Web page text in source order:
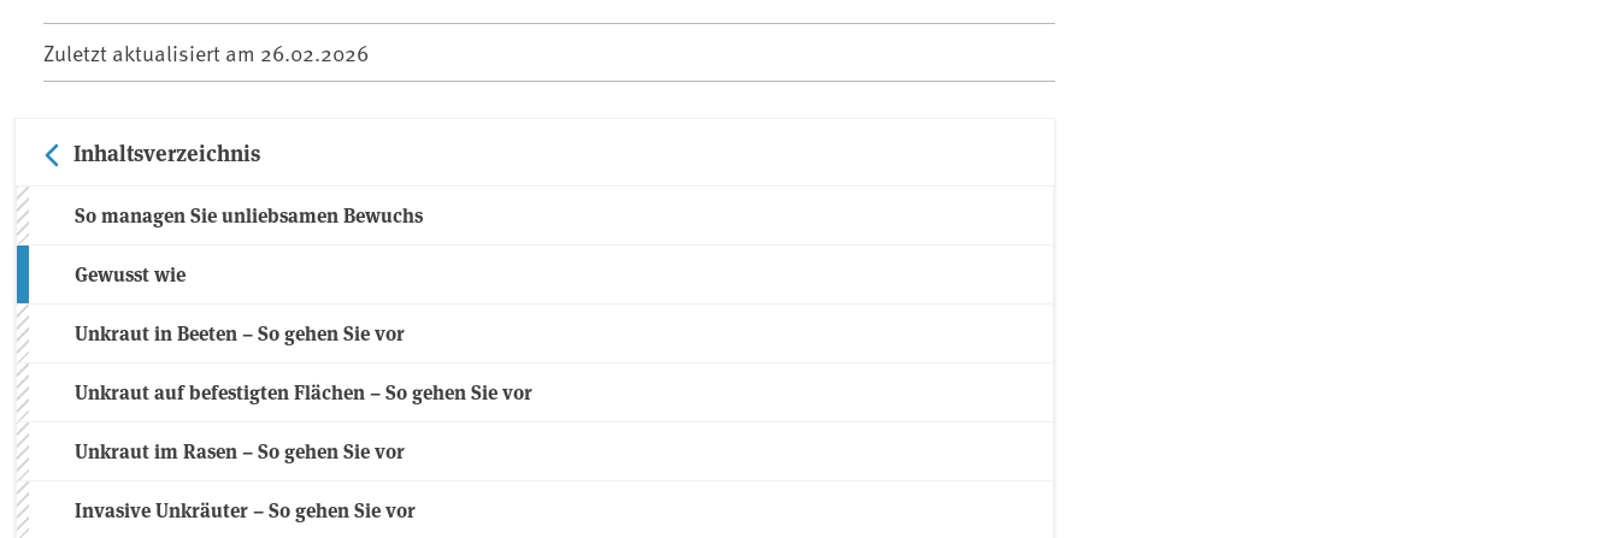
Zuletzt aktualisiert am 26.02.2026
Inhaltsverzeichnis
So managen Sie unliebsamen Bewuchs
Gewusst wie
Unkraut in Beeten – So gehen Sie vor
Unkraut auf befestigten Flächen – So gehen Sie vor
Unkraut im Rasen – So gehen Sie vor
Invasive Unkräuter – So gehen Sie vor